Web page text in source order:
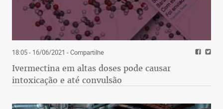
18:05 - 16/06/2021 - Compartilhe
Ivermectina em altas doses pode causar
intoxicação e até convulsão